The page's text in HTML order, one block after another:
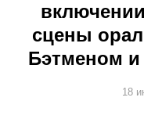
сцены
Бэтменом
18